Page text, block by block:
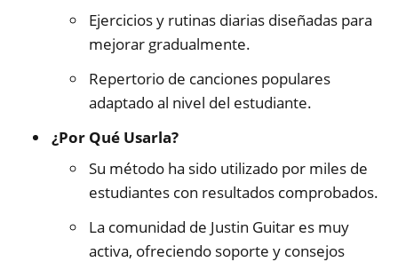
Ejercicios y rutinas diarias diseñadas para
mejorar gradualmente.
Repertorio de canciones populares
adaptado al nivel del estudiante.
¿Por Qué Usarla?
Su método ha sido utilizado por miles de
estudiantes con resultados comprobados.
La comunidad de Justin Guitar es muy
activa, ofreciendo soporte y consejos